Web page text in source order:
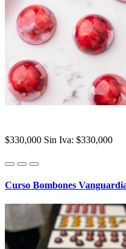
$330,000 Sin Iva: $330,000
Curso Bombones